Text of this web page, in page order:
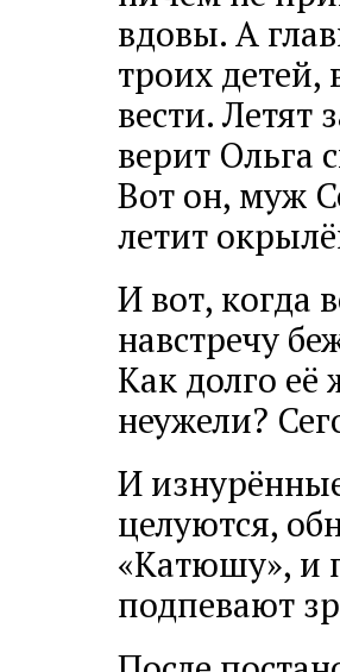
вдовы. А
троих детей,
вести. Летят
верит Ольга
Вот он, муж
летит
И вот, когда
навстречу
Как долго её
неужели?
И
целуются,
«Катюшу», и
подпевают